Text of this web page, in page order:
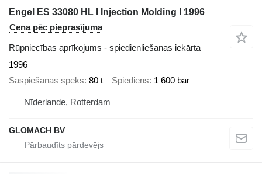
Engel ES 33080 HL I Injection Molding I 1996
Cena pēc pieprasījuma
Rūpniecības aprīkojums - spiedienliešanas iekārta
1996
Saspiešanas spēks 80 t Spiediens 1 600 bar
Nīderlande, Rotterdam
GLOMACH BV